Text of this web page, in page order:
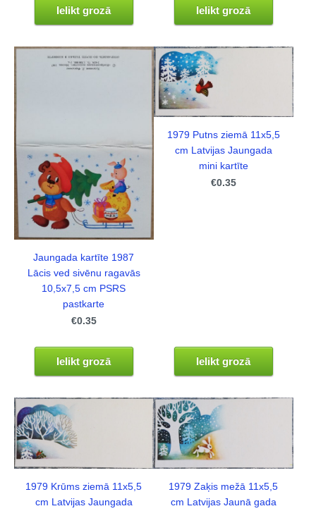
Ielikt grozā Ielikt grozā
Jaungada kartīte 1987
Lācis ved sivēnu ragavās
10,5x7,5 cm PSRS
pastkarte
€0.35
Ielikt grozā
1979 Putns ziemā 11x5,5
cm Latvijas Jaungada
mini kartīte
€0.35
Ielikt grozā
1979 Krūms ziemā 11x5,5
cm Latvijas Jaungada
1979 Zaķis mežā 11x5,5
cm Latvijas Jaunā gada